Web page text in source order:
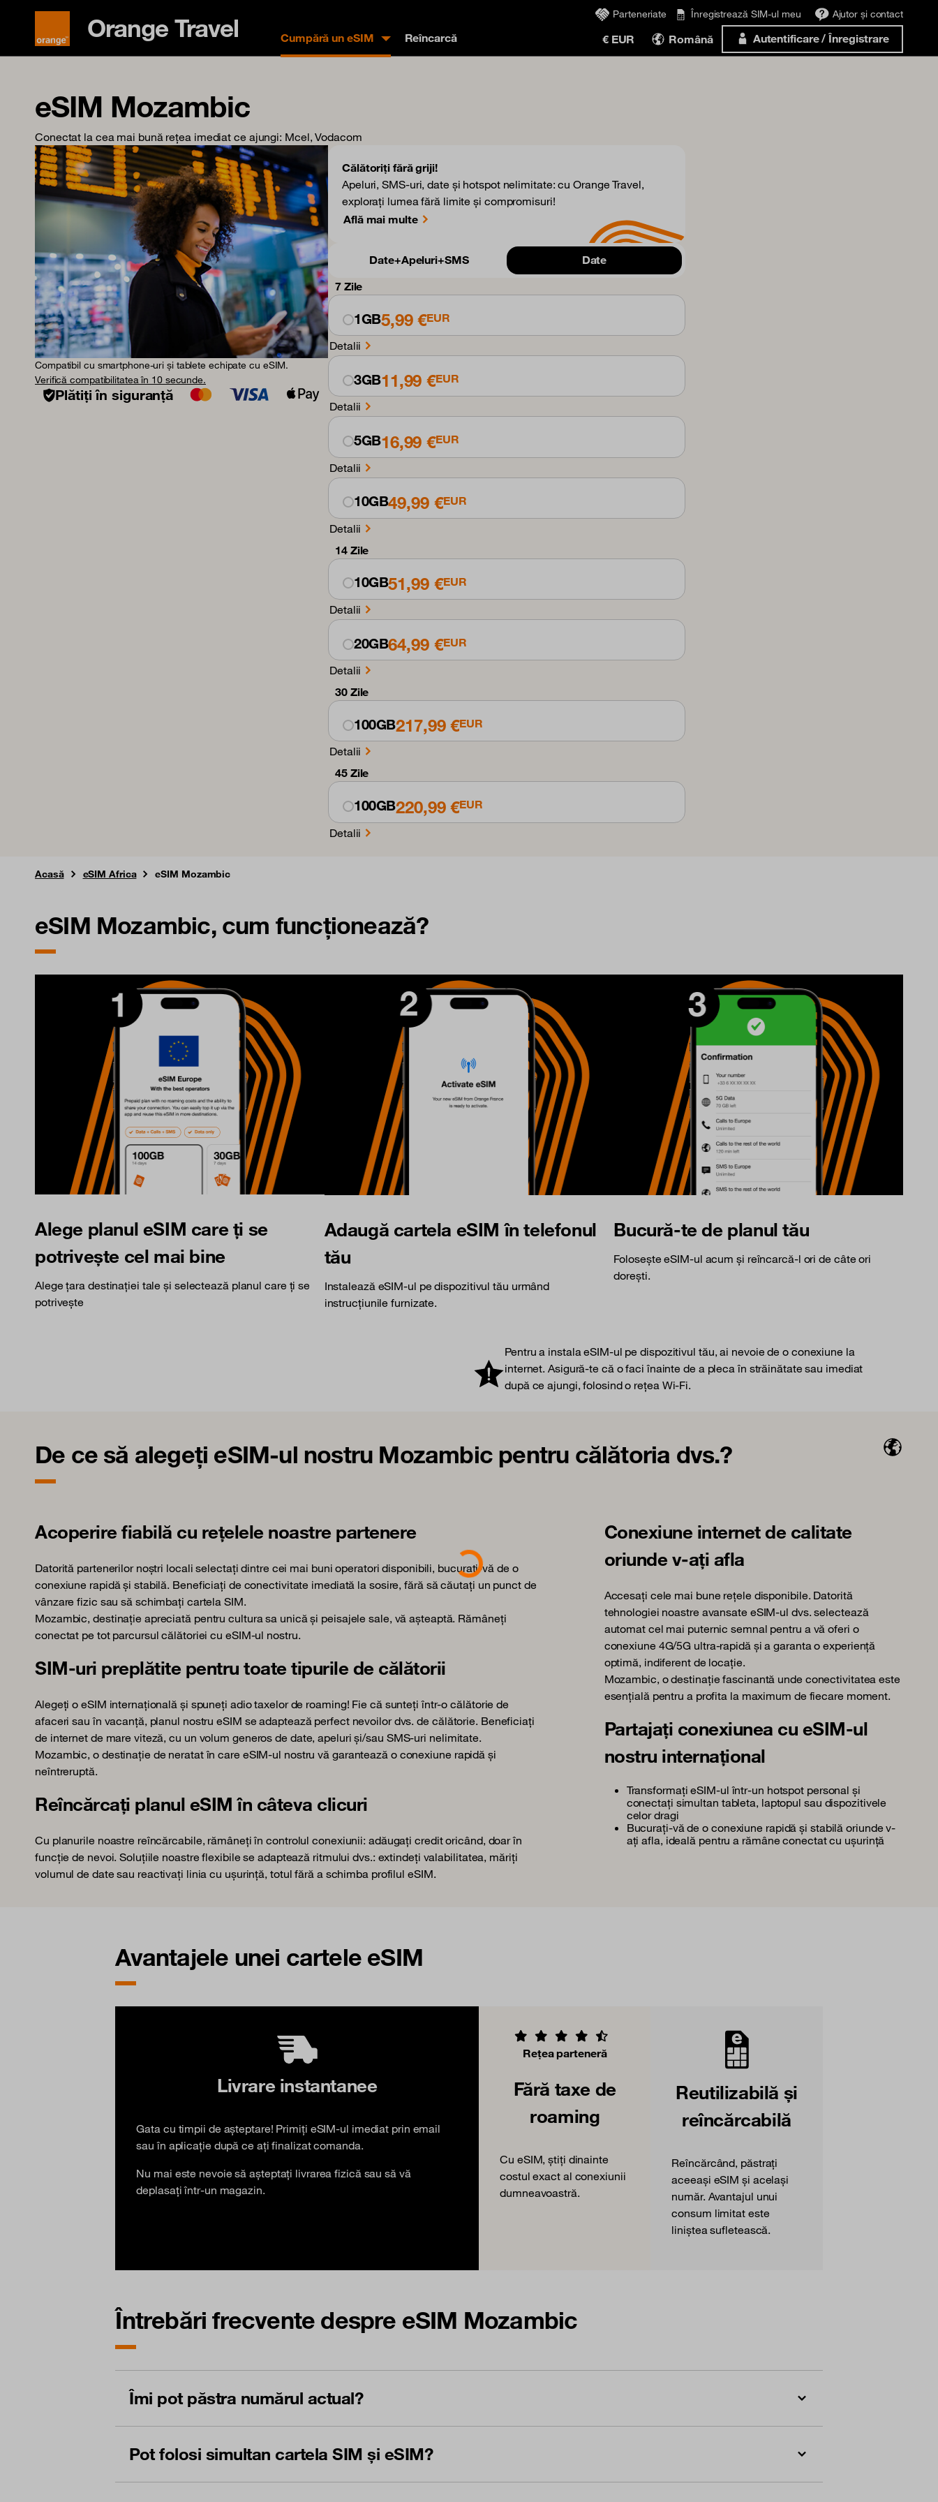
Orange Travel Cumpără un eSIM Reîncarcă
Parteneriate Înregistrează SIM-ul meu Ajutor și contact
€ EUR Română Autentificare / Înregistrare
eSIM Mozambic
Conectat la cea mai bună rețea imediat ce ajungi: Mcel, Vodacom
Compatibil cu smartphone-uri și tablete echipate cu eSIM.
Verifică compatibilitatea în 10 secunde.
Plătiți în siguranță
Călătoriți fără griji!
Apeluri, SMS-uri, date și hotspot nelimitate: cu Orange Travel,
explorați lumea fără limite și compromisuri!
Află mai multe
Date+Apeluri+SMS
Date
7 Zile
1GB5,99 €EUR
Detalii
3GB11,99 €EUR
Detalii
5GB16,99 €EUR
Detalii
10GB49,99 €EUR
Detalii
14 Zile
10GB51,99 €EUR
Detalii
20GB64,99 €EUR
Detalii
30 Zile
100GB217,99 €EUR
Detalii
45 Zile
100GB220,99 €EUR
Detalii
Acasă eSIM Africa eSIM Mozambic
eSIM Mozambic, cum funcționează?
Alege planul eSIM care ți se
potrivește cel mai bine
Alege țara destinației tale și selectează planul care ți se
potrivește
Adaugă cartela eSIM în telefonul
tău
Instalează eSIM-ul pe dispozitivul tău urmând
instrucțiunile furnizate.
Bucură-te de planul tău
Folosește eSIM-ul acum și reîncarcă-l ori de câte ori
dorești.
Pentru a instala eSIM-ul pe dispozitivul tău, ai nevoie de o conexiune la
internet. Asigură-te că o faci înainte de a pleca în străinătate sau imediat
după ce ajungi, folosind o rețea Wi-Fi.
De ce să alegeți eSIM-ul nostru Mozambic pentru călătoria dvs.?
Acoperire fiabilă cu rețelele noastre partenere
Datorită partenerilor noștri locali selectați dintre cei mai buni operatori disponibili, bucurați-vă de o
conexiune rapidă și stabilă. Beneficiați de conectivitate imediată la sosire, fără să căutați un punct de
vânzare fizic sau să schimbați cartela SIM.
Mozambic, destinație apreciată pentru cultura sa unică și peisajele sale, vă așteaptă. Rămâneți
conectat pe tot parcursul călătoriei cu eSIM-ul nostru.
SIM-uri preplătite pentru toate tipurile de călătorii
Alegeți o eSIM internațională și spuneți adio taxelor de roaming! Fie că sunteți într-o călătorie de
afaceri sau în vacanță, planul nostru eSIM se adaptează perfect nevoilor dvs. de călătorie. Beneficiați
de internet de mare viteză, cu un volum generos de date, apeluri și/sau SMS-uri nelimitate.
Mozambic, o destinație de neratat în care eSIM-ul nostru vă garantează o conexiune rapidă și
neîntreruptă.
Reîncărcați planul eSIM în câteva clicuri
Cu planurile noastre reîncărcabile, rămâneți în controlul conexiunii: adăugați credit oricând, doar în
funcție de nevoi. Soluțiile noastre flexibile se adaptează ritmului dvs.: extindeți valabilitatea, măriți
volumul de date sau reactivați linia cu ușurință, totul fără a schimba profilul eSIM.
Conexiune internet de calitate
oriunde v-ați afla
Accesați cele mai bune rețele disponibile. Datorită
tehnologiei noastre avansate eSIM-ul dvs. selectează
automat cel mai puternic semnal pentru a vă oferi o
conexiune 4G/5G ultra-rapidă și a garanta o experiență
optimă, indiferent de locație.
Mozambic, o destinație fascinantă unde conectivitatea este
esențială pentru a profita la maximum de fiecare moment.
Partajați conexiunea cu eSIM-ul
nostru internațional
Transformați eSIM-ul într-un hotspot personal și
conectați simultan tableta, laptopul sau dispozitivele
celor dragi
Bucurați-vă de o conexiune rapidă și stabilă oriunde v-
ați afla, ideală pentru a rămâne conectat cu ușurință
Avantajele unei cartele eSIM
Livrare instantanee
Gata cu timpii de așteptare! Primiți eSIM-ul imediat prin email
sau în aplicație după ce ați finalizat comanda.
Nu mai este nevoie să așteptați livrarea fizică sau să vă
deplasați într-un magazin.
Rețea parteneră
Fără taxe de
roaming
Cu eSIM, știți dinainte
costul exact al conexiunii
dumneavoastră.
Reutilizabilă și
reîncărcabilă
Reîncărcând, păstrați
aceeași eSIM și același
număr. Avantajul unui
consum limitat este
liniștea sufletească.
Întrebări frecvente despre eSIM Mozambic
Îmi pot păstra numărul actual?
Pot folosi simultan cartela SIM și eSIM?
Loading...